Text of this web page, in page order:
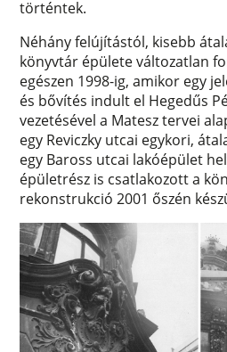
történtek.
Néhány felújítástól, kisebb
könyvtár épülete változatlan
egészen 1998-ig, amikor egy
és bővítés indult el Hegedűs
vezetésével a Matesz tervei
egy Reviczky utcai egykori,
egy Baross utcai lakóépület
épületrész is csatlakozott a
rekonstrukció 2001 őszén